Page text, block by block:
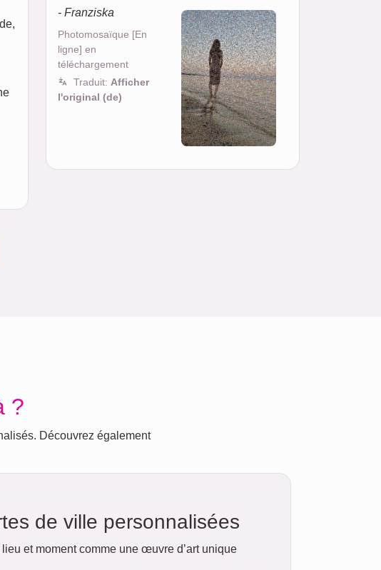
- Franziska
Photomosaïque [En
ligne] en
téléchargement
Traduit: Afficher
l'original (de)
?
Découvrez également
de ville personnalisées
lieu et moment comme une œuvre d’art unique